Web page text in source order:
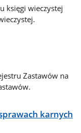
księgi wieczystej
Zastawów na
karnych